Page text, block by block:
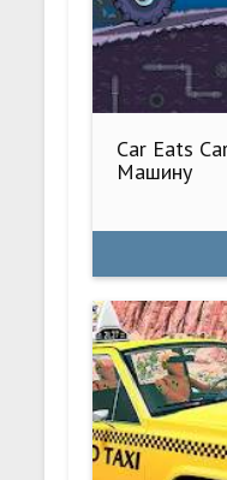
Car Eats
Машину